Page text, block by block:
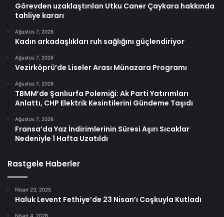
Görevden uzaklaştırılan Utku Caner Çaykara hakkında
tahliye kararı
Ağustos 7, 2026
Kadın arkadaşlıkları ruh sağlığını güçlendiriyor
Ağustos 7, 2026
Vezirköprü’de Liseler Arası Münazara Programı
Ağustos 7, 2026
TBMM’de Şanlıurfa Polemiği: Ak Parti Yatırımları
Anlattı, CHP Elektrik Kesintilerini Gündeme Taşıdı
Ağustos 7, 2026
Fransa’da Yaz İndirimlerinin Süresi Aşırı Sıcaklar
Nedeniyle 1 Hafta Uzatıldı
Rastgele Haberler
Nisan 23, 2025
Haluk Levent Fethiye’de 23 Nisan’ı Coşkuyla Kutladı
Nisan 4, 2026